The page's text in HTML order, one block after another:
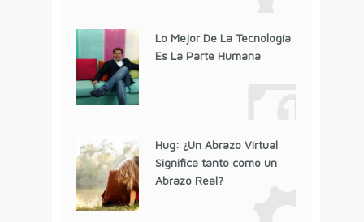
Lo Mejor De La Tecnología
Es La Parte Humana
Hug: ¿Un Abrazo Virtual
Significa tanto como un
Abrazo Real?